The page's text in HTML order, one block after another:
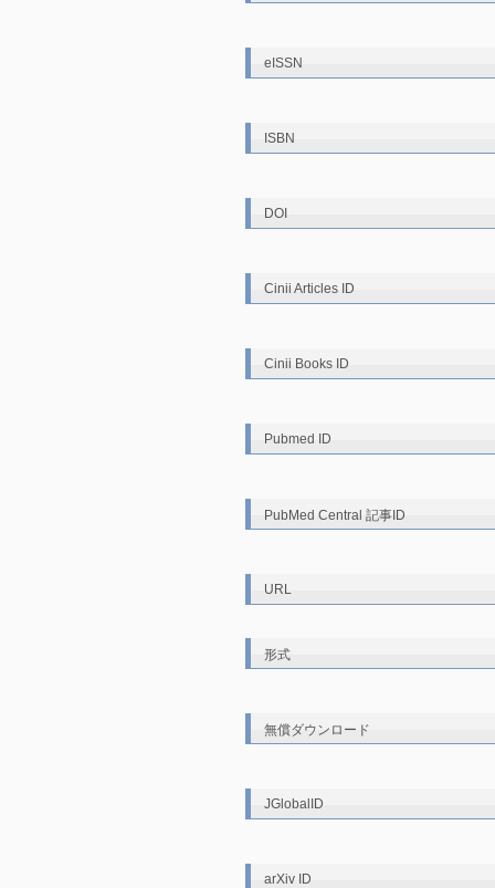
eISSN
ISBN
DOI
Cinii Articles ID
Cinii Books ID
Pubmed ID
PubMed Central 記事ID
URL
形式
無償ダウンロード
JGlobalID
arXiv ID